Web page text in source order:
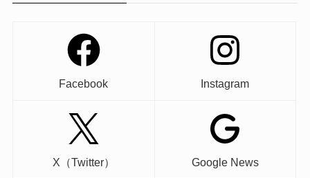
Facebook Instagram
X（Twitter） Google News